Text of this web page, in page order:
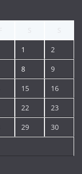
1 2
8 9
15 16
22 23
29 30